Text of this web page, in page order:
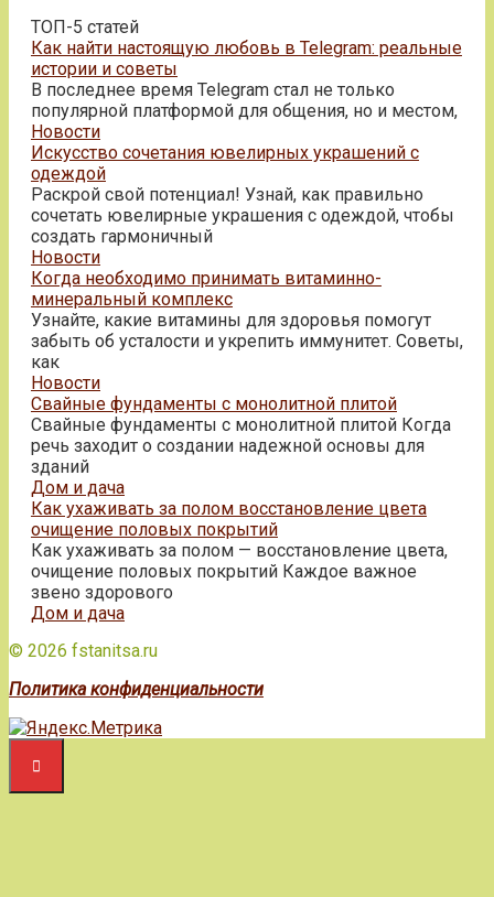
ТОП-5 статей
Как найти настоящую любовь в Telegram: реальные
истории и советы
В последнее время Telegram стал не только
популярной платформой для общения, но и местом,
Новости
Искусство сочетания ювелирных украшений с
одеждой
Раскрой свой потенциал! Узнай, как правильно
сочетать ювелирные украшения с одеждой, чтобы
создать гармоничный
Новости
Когда необходимо принимать витаминно-
минеральный комплекс
Узнайте, какие витамины для здоровья помогут
забыть об усталости и укрепить иммунитет. Советы,
как
Новости
Свайные фундаменты с монолитной плитой
Свайные фундаменты с монолитной плитой Когда
речь заходит о создании надежной основы для
зданий
Дом и дача
Как ухаживать за полом восстановление цвета
очищение половых покрытий
Как ухаживать за полом — восстановление цвета,
очищение половых покрытий Каждое важное
звено здорового
Дом и дача
© 2026 fstanitsa.ru
Политика конфиденциальности